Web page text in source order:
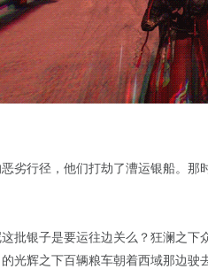
劣行径，他们打劫了漕运银船。
批银子是要运往边关么？狂澜之
光辉之下百辆粮车朝着西域那边驶